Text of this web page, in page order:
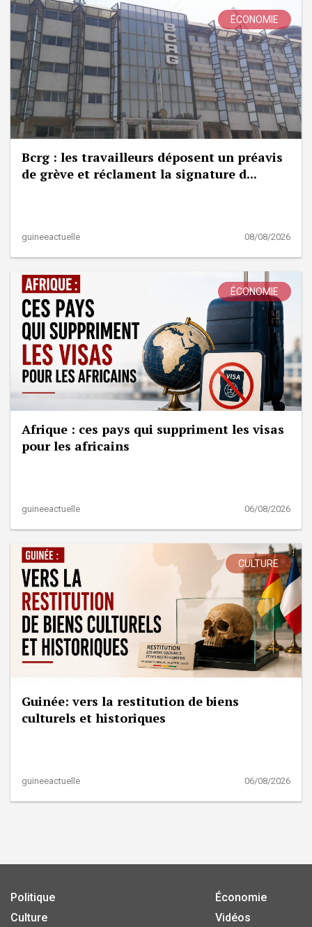
ÉCONOMIE
Bcrg : les travailleurs déposent un préavis
de grève et réclament la signature d...
guineeactuelle 08/08/2026
ÉCONOMIE
Afrique : ces pays qui suppriment les visas
pour les africains
guineeactuelle 06/08/2026
CULTURE
Guinée: vers la restitution de biens
culturels et historiques
guineeactuelle 06/08/2026
Politique
Culture
Économie
Vidéos